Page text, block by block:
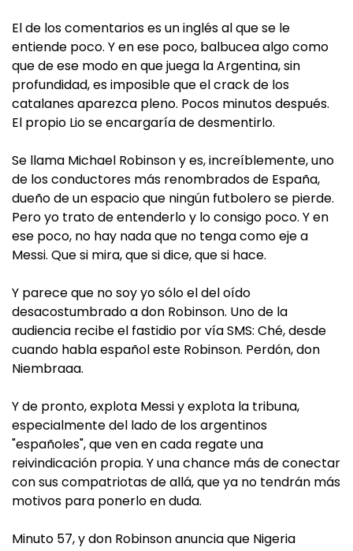
El de los comentarios es un inglés al que se le
entiende poco. Y en ese poco, balbucea algo como
que de ese modo en que juega la Argentina, sin
profundidad, es imposible que el crack de los
catalanes aparezca pleno. Pocos minutos después.
El propio Lio se encargaría de desmentirlo.
Se llama Michael Robinson y es, increíblemente, uno
de los conductores más renombrados de España,
dueño de un espacio que ningún futbolero se pierde.
Pero yo trato de entenderlo y lo consigo poco. Y en
ese poco, no hay nada que no tenga como eje a
Messi. Que si mira, que si dice, que si hace.
Y parece que no soy yo sólo el del oído
desacostumbrado a don Robinson. Uno de la
audiencia recibe el fastidio por vía SMS: Ché, desde
cuando habla español este Robinson. Perdón, don
Niembraaa.
Y de pronto, explota Messi y explota la tribuna,
especialmente del lado de los argentinos
"españoles", que ven en cada regate una
reivindicación propia. Y una chance más de conectar
con sus compatriotas de allá, que ya no tendrán más
motivos para ponerlo en duda.
Minuto 57, y don Robinson anuncia que Nigeria